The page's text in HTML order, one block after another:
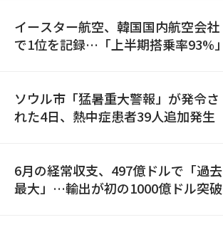
イースター航空、韓国国内航空会社
で1位を記録…「上半期搭乗率93%」
ソウル市「猛暑重大警報」が発令さ
れた4日、熱中症患者39人追加発生
6月の経常収支、497億ドルで「過去
最大」…輸出が初の1000億ドル突破